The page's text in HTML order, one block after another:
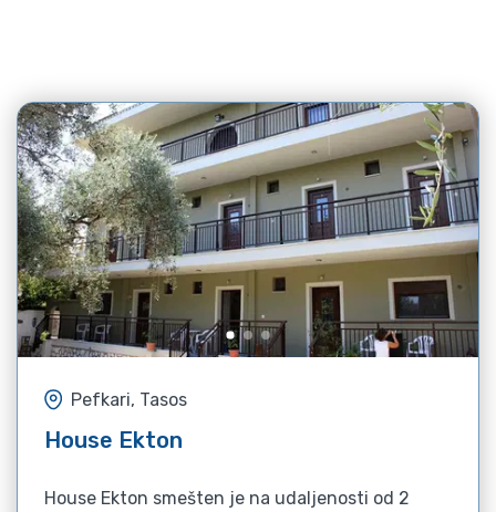
Pefkari, Tasos
House Ekton
House Ekton smešten je na udaljenosti od 2